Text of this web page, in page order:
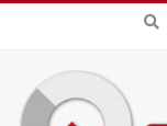
content